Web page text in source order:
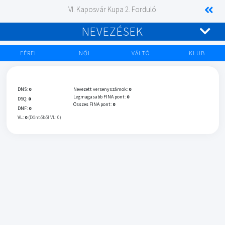
VI. Kaposvár Kupa 2. Forduló
NEVEZÉSEK
FÉRFI NŐI VÁLTÓ KLUB
DNS: 0
DSQ: 0
DNF: 0
VL: 0 (Döntőből VL: 0)
Nevezett versenyszámok: 0
Legmagasabb FINA pont: 0
Összes FINA pont: 0